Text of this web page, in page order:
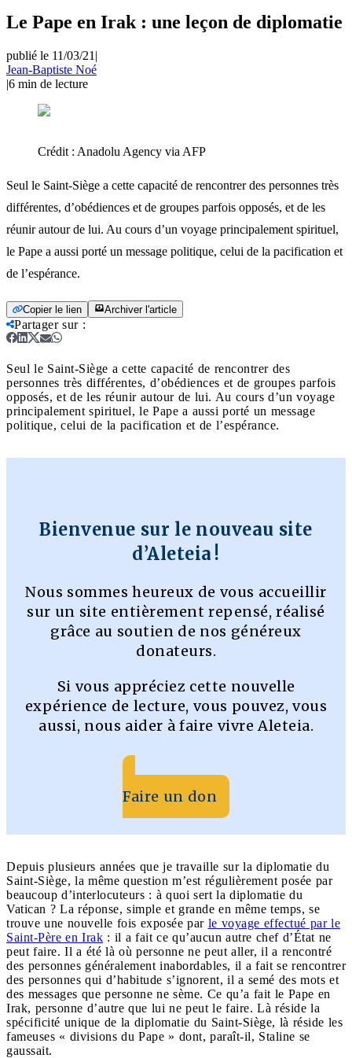
Le Pape en Irak : une leçon de diplomatie
publié le 11/03/21 |
Jean-Baptiste Noé
|6 min de lecture
Crédit : Anadolu Agency via AFP
Seul le Saint-Siège a cette capacité de rencontrer des personnes très
différentes, d’obédiences et de groupes parfois opposés, et de les
réunir autour de lui. Au cours d’un voyage principalement spirituel,
le Pape a aussi porté un message politique, celui de la pacification et
de l’espérance.
Copier le lien Archiver l'article
Partager sur:
Seul le Saint-Siège a cette capacité de rencontrer des
personnes très différentes, d’obédiences et de groupes parfois
opposés, et de les réunir autour de lui. Au cours d’un voyage
principalement spirituel, le Pape a aussi porté un message
politique, celui de la pacification et de l’espérance.
Bienvenue sur le nouveau site
d’Aleteia !
Nous sommes heureux de vous accueillir
sur un site entièrement repensé, réalisé
grâce au soutien de nos généreux
donateurs.
Si vous appréciez cette nouvelle
expérience de lecture, vous pouvez, vous
aussi, nous aider à faire vivre Aleteia.
Faire un don
Depuis plusieurs années que je travaille sur la diplomatie du
Saint-Siège, la même question m’est régulièrement posée par
beaucoup d’interlocuteurs : à quoi sert la diplomatie du
Vatican ? La réponse, simple et grande en même temps, se
trouve une nouvelle fois exposée par le voyage effectué par le
Saint-Père en Irak : il a fait ce qu’aucun autre chef d’État ne
peut faire. Il a été là où personne ne peut aller, il a rencontré
des personnes généralement inabordables, il a fait se rencontrer
des personnes qui d’habitude s’ignorent, il a semé des mots et
des messages que personne ne sème. Ce qu’a fait le Pape en
Irak, personne d’autre que lui ne peut le faire. Là réside la
spécificité unique de la diplomatie du Saint-Siège, là réside les
fameuses « divisions du Pape » dont, paraît-il, Staline se
gaussait.